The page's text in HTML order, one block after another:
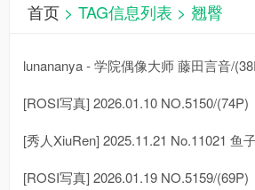
首页 > TAG信息列表 > 翘臀
lunananya - 学院偶像大师 藤田言音/
[ROSI写真] 2026.01.10 NO.5150/(74P)
[秀人XiuRen] 2025.11.21 No.11021 鱼
[ROSI写真] 2026.01.19 NO.5159/(69P)